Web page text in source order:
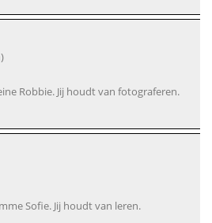
Robbie. Jij houdt van fotograferen.
Sofie. Jij houdt van leren.